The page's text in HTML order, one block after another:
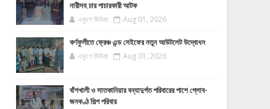
নারীসহ চার পাচারকারী আটক
একুশে মিডিয়া Aug 01, 2026
কর্ণফুলীতে ফ্রেঞ্চ এন্ড সেইফের নতুন আউটলেট উদ্বোধন
একুশে মিডিয়া Aug 01, 2026
বাঁশখালী ও সাতকানিয়ার বন্যাদুর্গত পরিবারের পাশে গ্লোব-
জনকণ্ঠ শিল্প পরিবার